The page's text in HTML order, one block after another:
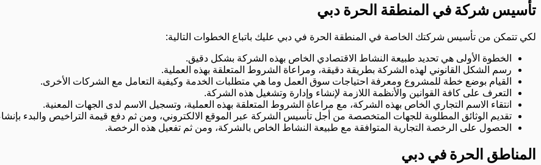
تأسيس شركة في المنطقة الحرة دبي
لكي تتمكن من تأسيس شركتك الخاصة في المنطقة الحرة في دبي عليك باتباع الخطوات التالية:
الخطوة الأولى هي تحديد طبيعة النشاط الاقتصادي الخاص بهذه الشركة بشكل دقيق.
رسم الشكل القانوني لهذه الشركة بطريقة دقيقة، ومراعاة الشروط المتعلقة بهذه العملية.
القيام بوضع خطة للمشروع ومعرفة احتياجات سوق العمل وما هي متطلبات الخدمة وكيفية التعامل مع الشركات الأخرى.
التعرف على كافة القوانين والأنظمة اللازمة لإنشاء وإدارة وتشغيل هذه الشركة.
انتقاء الاسم التجاري الخاص بهذه الشركة، مع مراعاة الشروط المتعلقة بهذه العملية، وتسجيل الاسم لدى الجهات المعنية.
تقديم الوثائق المطلوبة للجهات المتخصصة من أجل تأسيس الشركة عبر الموقع الالكتروني، ومن ثم دفع قيمة التراخيص والبدء
الحصول على الرخصة التجارية المتوافقة مع طبيعة النشاط الخاص بالشركة، ومن ثم تفعيل هذه الرخصة.
المناطق الحرة في دبي